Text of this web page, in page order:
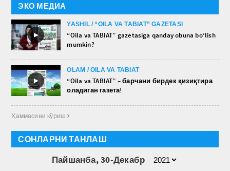
ЭКО МЕДИА
►
YASHIL / “OILA VA TABIAT” GAZETASI
“Oila va TABIAT” gazetasiga qanday obuna bo‘lish
mumkin?
►
OLAM / OILA VA TABIAT
“Oila va TABIAT” – барчани бирдек қизиқтира
оладиган газета!
Ҳаммасини кўриш 
СОНЛАРНИ ТАНЛАШ
Пайшанба, 30-Декабр